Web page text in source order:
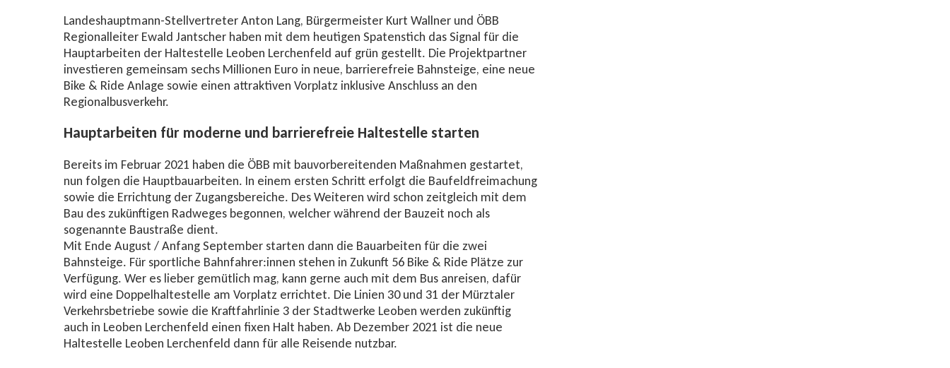
Landeshauptmann-Stellvertreter Anton Lang, Bürgermeister Kurt Wallner und ÖBB
Regionalleiter Ewald Jantscher haben mit dem heutigen Spatenstich das Signal für die
Hauptarbeiten der Haltestelle Leoben Lerchenfeld auf grün gestellt. Die Projektpartner
investieren gemeinsam sechs Millionen Euro in neue, barrierefreie Bahnsteige, eine neue
Bike & Ride Anlage sowie einen attraktiven Vorplatz inklusive Anschluss an den
Regionalbusverkehr.
Hauptarbeiten für moderne und barrierefreie Haltestelle starten
Bereits im Februar 2021 haben die ÖBB mit bauvorbereitenden Maßnahmen gestartet,
nun folgen die Hauptbauarbeiten. In einem ersten Schritt erfolgt die Baufeldfreimachung
sowie die Errichtung der Zugangsbereiche. Des Weiteren wird schon zeitgleich mit dem
Bau des zukünftigen Radweges begonnen, welcher während der Bauzeit noch als
sogenannte Baustraße dient.
Mit Ende August / Anfang September starten dann die Bauarbeiten für die zwei
Bahnsteige. Für sportliche Bahnfahrer:innen stehen in Zukunft 56 Bike & Ride Plätze zur
Verfügung. Wer es lieber gemütlich mag, kann gerne auch mit dem Bus anreisen, dafür
wird eine Doppelhaltestelle am Vorplatz errichtet. Die Linien 30 und 31 der Mürztaler
Verkehrsbetriebe sowie die Kraftfahrlinie 3 der Stadtwerke Leoben werden zukünftig
auch in Leoben Lerchenfeld einen fixen Halt haben. Ab Dezember 2021 ist die neue
Haltestelle Leoben Lerchenfeld dann für alle Reisende nutzbar.